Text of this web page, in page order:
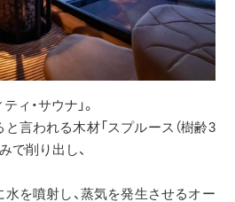
ィ・サウナ」。
言われる木材「スプルース（樹齢3
で削り出し、
を噴射し、蒸気を発生させるオー